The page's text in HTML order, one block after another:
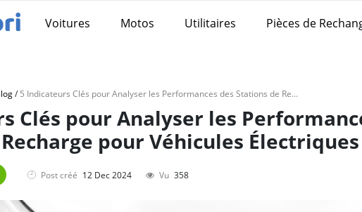
Voitures Motos Utilitaires Pièces de
/ 5 Indicateurs Clés pour Analyser les Performances des Stations de Recharge pour Véhicules Électriques
Clés pour Analyser les
pour Véhicules Électriques
Post créé 12 Dec 2024 Vu 358